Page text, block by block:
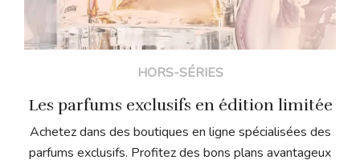
HORS-SÉRIES
Les parfums exclusifs en édition limitée
Achetez dans des boutiques en ligne spécialisées des
parfums exclusifs. Profitez des bons plans avantageux